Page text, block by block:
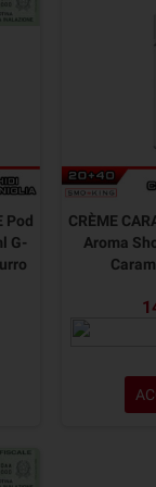
Pod
G-
CRÈME
Aroma